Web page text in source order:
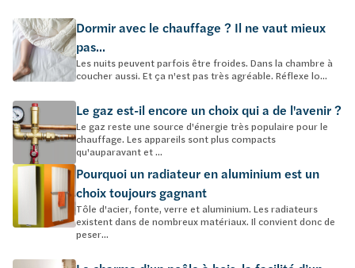
Dormir avec le chauffage ? Il ne vaut mieux
pas...
Les nuits peuvent parfois être froides. Dans la chambre à
coucher aussi. Et ça n'est pas très agréable. Réflexe lo...
Le gaz est-il encore un choix qui a de l'avenir ?
Le gaz reste une source d'énergie très populaire pour le
chauffage. Les appareils sont plus compacts
qu'auparavant et ...
Pourquoi un radiateur en aluminium est un
choix toujours gagnant
Tôle d'acier, fonte, verre et aluminium. Les radiateurs
existent dans de nombreux matériaux. Il convient donc de
peser...